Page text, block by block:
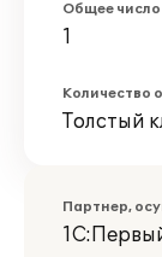
Общее
1
Количество
Толстый
Партнер,